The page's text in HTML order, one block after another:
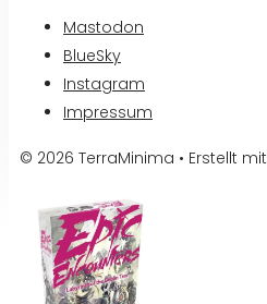
Mastodon
BlueSky
Instagram
Impressum
© 2026 TerraMinima • Erstellt mit